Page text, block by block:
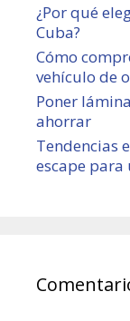
¿Por qué
Cuba?
Cómo
vehículo de
Poner
ahorrar
Tendencias
escape para